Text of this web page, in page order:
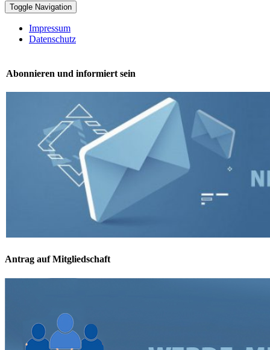
Toggle Navigation
Impressum
Datenschutz
Abonnieren und informiert sein
Antrag auf Mitgliedschaft